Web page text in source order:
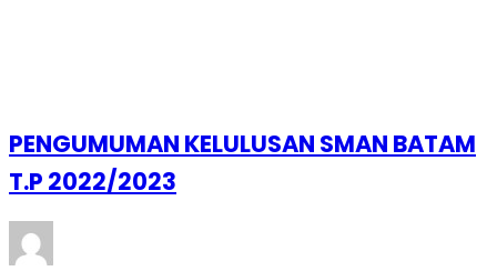
PENGUMUMAN KELULUSAN SMAN BATAM
T.P 2022/2023